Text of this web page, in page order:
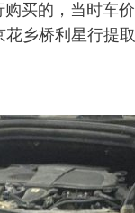
买的，当时车
乡桥利星行提